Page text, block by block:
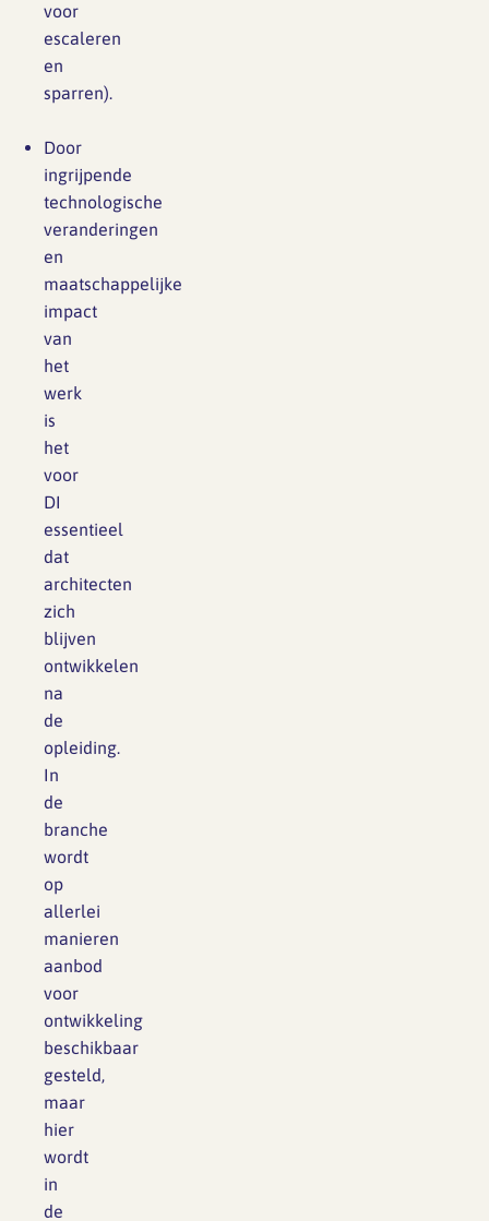
voor
escaleren
en
sparren).
Door
ingrijpende
technologische
veranderingen
en
maatschappelijke
impact
van
het
werk
is
het
voor
DI
essentieel
dat
architecten
zich
blijven
ontwikkelen
na
de
opleiding.
In
de
branche
wordt
op
allerlei
manieren
aanbod
voor
ontwikkeling
beschikbaar
gesteld,
maar
hier
wordt
in
de